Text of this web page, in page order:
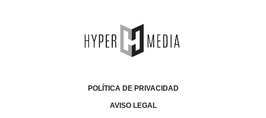
POLÍTICA DE PRIVACIDAD
AVISO LEGAL